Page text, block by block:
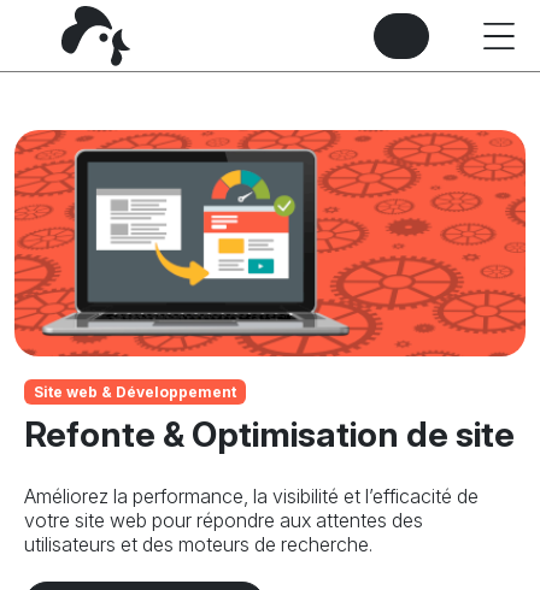
Site web & Développement
Refonte & Optimisation de site
Améliorez la performance, la visibilité et l’efficacité de
votre site web pour répondre aux attentes des
utilisateurs et des moteurs de recherche.